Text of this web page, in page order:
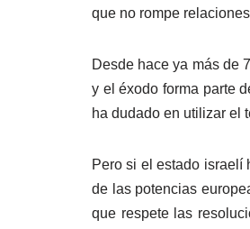
que no rompe
Desde hace ya más de
y el éxodo forma parte
ha dudado en utilizar el
Pero si el estado israelí
de las potencias
que respete las